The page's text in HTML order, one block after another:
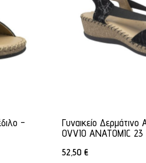
-
Γυναικείο
OVVIO ANATOMIC 23
52,50 €